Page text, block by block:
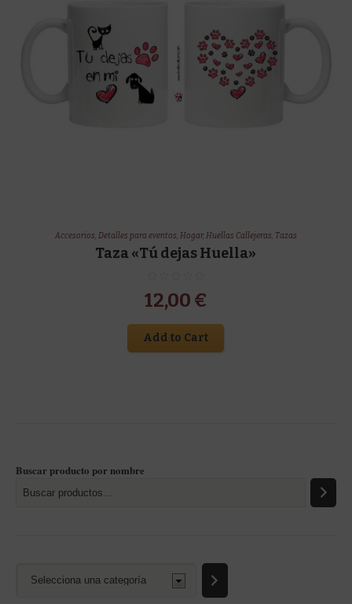
Accesorios, Detalles para eventos, Hogar, Huellas Callejeras, Tazas
Taza «Tú dejas Huella»
12,00 €
Add to Cart
Buscar producto por nombre